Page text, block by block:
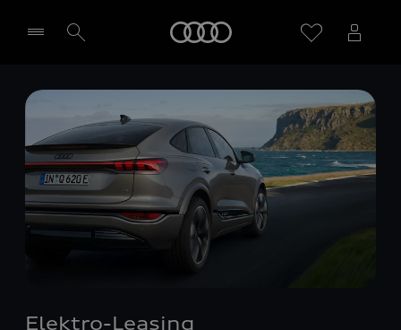
Händler wählen
Elektro-Leasing